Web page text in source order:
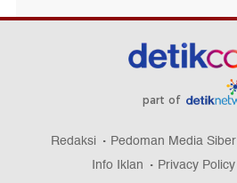
part of
Redaksi Pedoman Media Siber
Info Iklan
Privacy Policy